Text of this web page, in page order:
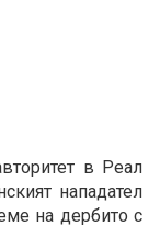
в Реал
нападател
на дербито с